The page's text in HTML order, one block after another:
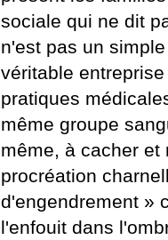
sociale qui ne dit
n'est pas un
véritable
pratiques
même groupe
même, à cacher et
procréation
d'engendrement »
l'enfouit dans